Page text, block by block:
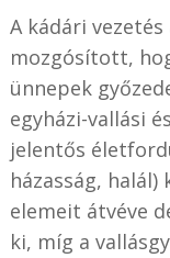
A kádári
mozgósított,
ünnepek
egyházi-vallási
jelentős
házasság,
elemeit átvéve
ki, míg a